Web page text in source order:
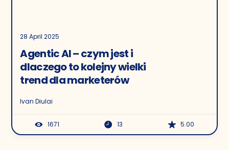
28 April 2025
Agentic AI – czym jest i
dlaczego to kolejny wielki
trend dla marketerów
Ivan Diulai
1671 13 5.00